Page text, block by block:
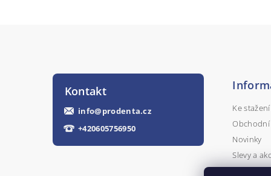
Kontakt
info@prodenta.cz
+420605756950
Ke stažení
Novinky
Slevy a